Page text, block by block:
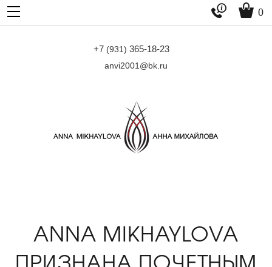
+7 (931) 365-18-23
anvi2001@bk.ru
  0
ANNA MIKHAYLOVA